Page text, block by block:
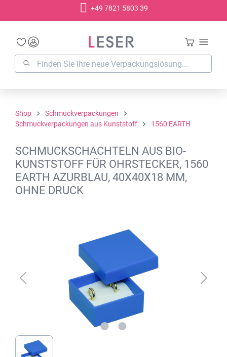
+49 7821 5803 39
Shop
Schmuckverpackungen
Schmuckverpackungen aus Kunststoff
1560 EARTH
SCHMUCKSCHACHTELN AUS BIO-
KUNSTSTOFF FÜR OHRSTECKER, 1560
EARTH AZURBLAU, 40X40X18 MM,
OHNE DRUCK